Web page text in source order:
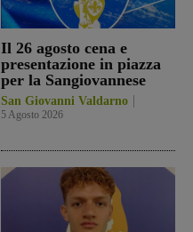
Il 26 agosto cena e
presentazione in piazza
per la Sangiovannese
San Giovanni Valdarno
5 Agosto 2026